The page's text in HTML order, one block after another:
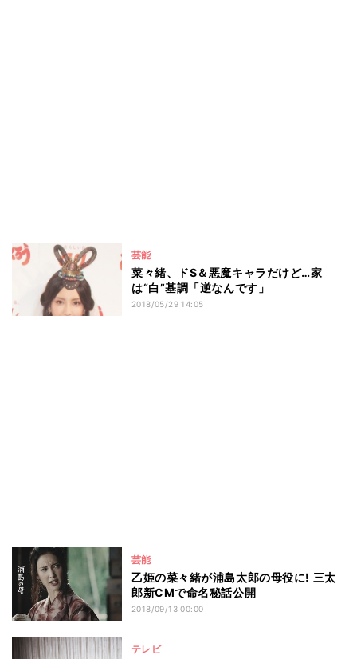
芸能
菜々緒、ドS＆悪魔キャラだけど…家
は“白”基調「逆なんです」
2018/05/29 14:05
芸能
乙姫の菜々緒が浦島太郎の母役に! 三太
郎新CMで命名秘話公開
2018/09/13 00:00
テレビ